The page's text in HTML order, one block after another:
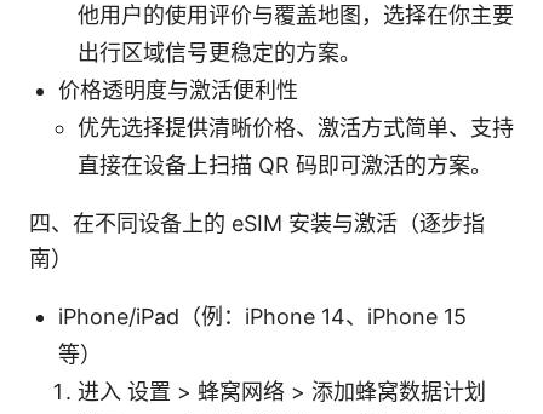
他用户的使用评价与覆盖地图，选择在你主要
出行区域信号更稳定的方案。
价格透明度与激活便利性
优先选择提供清晰价格、激活方式简单、支持
直接在设备上扫描 QR 码即可激活的方案。
四、在不同设备上的 eSIM 安装与激活（逐步指
南）
iPhone/iPad（例：iPhone 14、iPhone 15
等）
进入 设置 > 蜂窝网络 > 添加蜂窝数据计划